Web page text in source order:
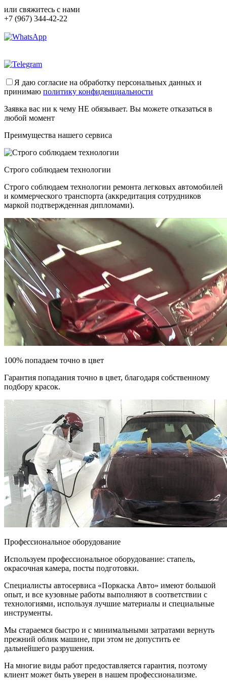
или свяжитесь с нами
+7 (967) 344-42-22
Я даю согласие на обработку персональных данных и
принимаю политику конфиденциальности
Заявка вас ни к чему НЕ обязывает. Вы можете отказаться в
любой момент
Преимущества нашего сервиса
Строго соблюдаем технологии
Строго соблюдаем технологии ремонта легковых автомобилей
и коммерческого транспорта (аккредитация сотрудников
маркой подтвержденная дипломами).
100% попадаем точно в цвет
Гарантия попадания точно в цвет, благодаря собственному
подбору красок.
Профессиональное оборудование
Используем профессиональное оборудование: стапель,
окрасочная камера, посты подготовки.
Специалисты автосервиса «Поркаска Авто» имеют большой
опыт, и все кузовные работы выполняют в соответствии с
технологиями, используя лучшие материалы и специальные
инструменты.
Мы стараемся быстро и с минимальными затратами вернуть
прежний облик машине, при этом не допустить ее
дальнейшего разрушения.
На многие виды работ предоставляется гарантия, поэтому
клиент может быть уверен в нашем профессионализме.